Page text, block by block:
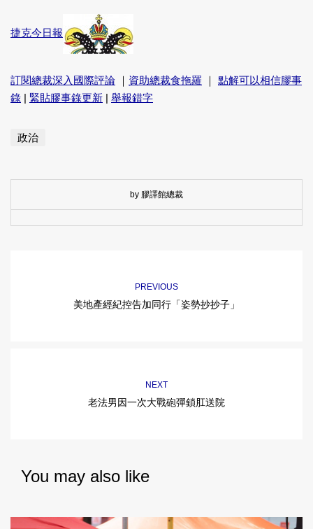
捷克今日報
訂閱總裁深入國際評論 ｜ 資助總裁食拖羅 ｜ 點解可以相信膠事
錄 | 緊貼膠事錄更新 | 舉報錯字
政治
by 膠譯館總裁
PREVIOUS
美地產經紀控告加同行「姿勢抄抄子」
NEXT
老法男因一次大戰砲彈鎖肛送院
You may also like